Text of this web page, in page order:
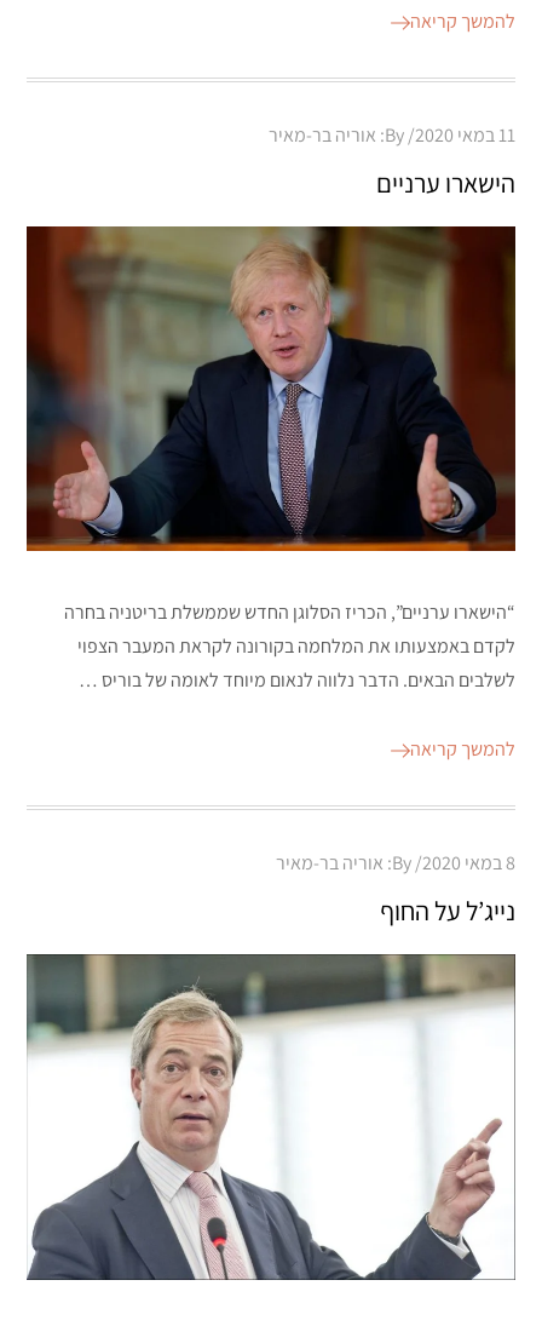
להמשך קריאה
Posted
11 במאי 2020 By: אוריה בר-מאיר
הישארו ערניים
“הישארו ערניים”, הכריז הסלוגן החדש שממשלת בריטניה בחרה
לקדם באמצעותו את המלחמה בקורונה לקראת המעבר הצפוי
לשלבים הבאים. הדבר נלווה לנאום מיוחד לאומה של בוריס …
להמשך קריאה
Posted
8 במאי 2020 By: אוריה בר-מאיר
נייג’ל על החוף